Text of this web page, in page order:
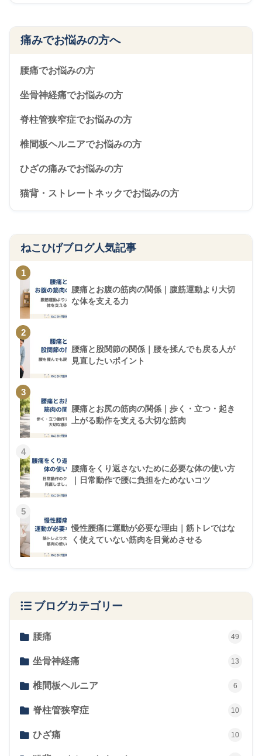
痛みでお悩みの方へ
腰痛でお悩みの方
坐骨神経痛でお悩みの方
脊柱管狭窄症でお悩みの方
椎間板ヘルニアでお悩みの方
ひざの痛みでお悩みの方
猫背・ストレートネックでお悩みの方
ねこひげブログ人気記事
1
腰痛とお腹の筋肉の関係｜腹筋運動より大切
な体を支える力
2
腰痛と股関節の関係｜腰を揉んでも戻る人が
見直したいポイント
3
腰痛とお尻の筋肉の関係｜歩く・立つ・起き
上がる動作を支える大切な筋肉
4
腰痛をくり返さないために必要な体の使い方
｜日常動作で腰に負担をためないコツ
5
慢性腰痛に運動が必要な理由｜筋トレではな
く使えていない筋肉を目覚めさせる
ブログカテゴリー
腰痛 49
坐骨神経痛 13
椎間板ヘルニア 6
脊柱管狭窄症 10
ひざ痛 10